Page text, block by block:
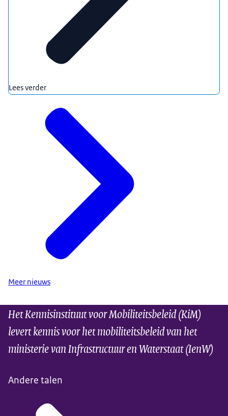
Lees verder
Meer nieuws
Het Kennisinstituut voor Mobiliteitsbeleid (KiM)
levert kennis voor het mobiliteitsbeleid van het
ministerie van Infrastructuur en Waterstaat (IenW)
Andere talen